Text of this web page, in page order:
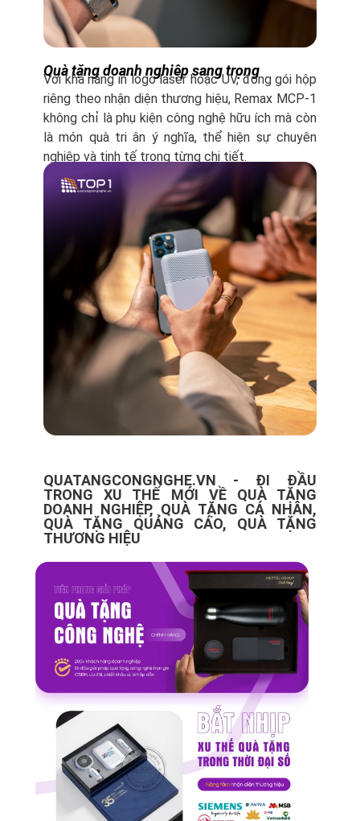
Quà tặng doanh nghiệp sang trọng
Với khả năng in logo laser hoặc UV, đóng gói hộp
riêng theo nhận diện thương hiệu, Remax MCP-1
không chỉ là phụ kiện công nghệ hữu ích mà còn
là món quà tri ân ý nghĩa, thể hiện sự chuyên
nghiệp và tinh tế trong từng chi tiết.
QUATANGCONGNGHE.VN - ĐI ĐẦU
TRONG XU THẾ MỚI VỀ QUÀ TẶNG
DOANH NGHIỆP, QUÀ TẶNG CÁ NHÂN,
QUÀ TẶNG QUẢNG CÁO, QUÀ TẶNG
THƯƠNG HIỆU